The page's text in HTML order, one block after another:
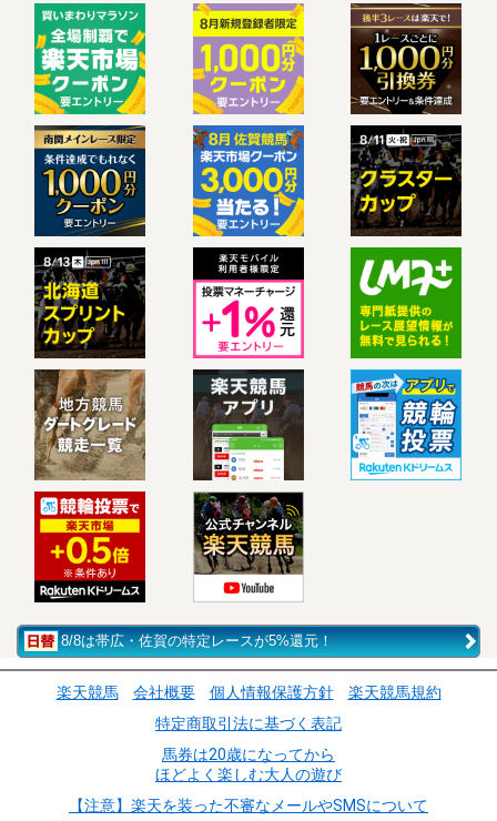
8/8は帯広・佐賀の特定レースが5%還元！
楽天競馬 会社概要 個人情報保護方針
楽天競馬規約
特定商取引法に基づく表記
馬券は20歳になってから
ほどよく楽しむ大人の遊び
【注意】楽天を装った不審なメールやSMSについて